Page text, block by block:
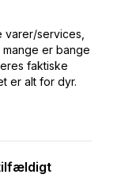
varer/services,
er bange
faktiske
er alt for dyr.